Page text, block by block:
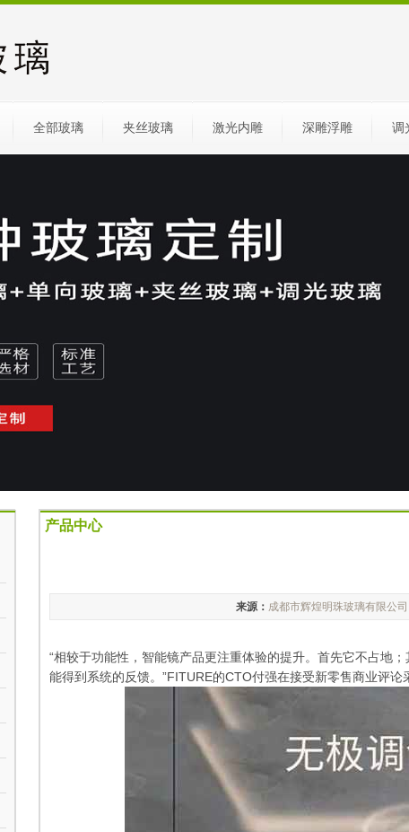
全部玻璃 夹丝玻璃 激光内雕 深雕浮雕 调
产品中心
来源： 成都市辉煌明珠玻璃有限公司
“相较于功能性，智能镜产品更注重体验的提升。首先它不占地
能得到系统的反馈。”FITURE的CTO付强在接受新零售商业评论